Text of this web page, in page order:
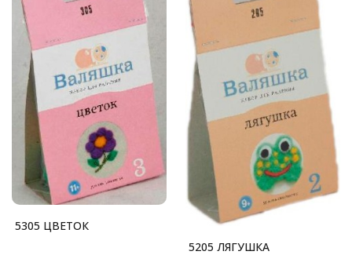
5305 ЦВЕТОК
5205 ЛЯГУШКА